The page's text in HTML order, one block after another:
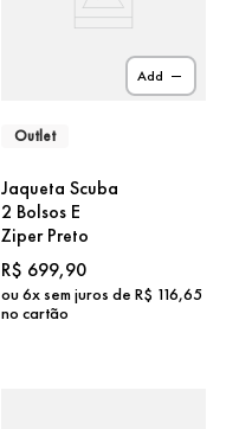
Add
Outlet
Jaqueta Scuba
2 Bolsos E
Ziper Preto
R$ 699,90
ou6x sem juros de R$ 116,65
no cartão